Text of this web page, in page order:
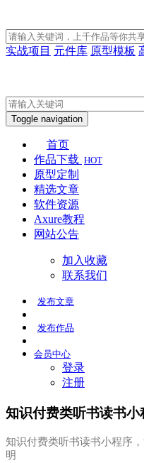
实战项目 元件库 原型模板
Toggle navigation
首页
作品下载 HOT
原型定制
精选文章
软件资源
Axure教程
网站公告
加入收藏
联系我们
发布文章
发布作品
会员中心
登录
注册
知识付费类听书读书小
知识付费类听书读书小程序
明